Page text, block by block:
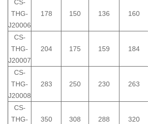
CS-
THG-
J20006
178 150 136 160
CS-
THG-
J20007
204 175 159 184
CS-
THG-
J20008
283 250 230 263
CS-
THG-
350 308 288 320